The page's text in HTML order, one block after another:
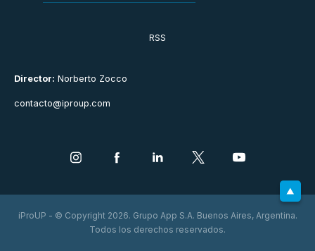
Director: Norberto Zocco
contacto@iproup.com
RSS
iProUP - © Copyright 2026. Grupo App S.A. Buenos Aires, Argentina.
Todos los derechos reservados.